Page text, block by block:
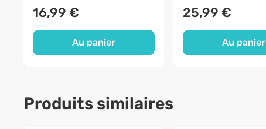
16,99 €
Au panier
25,99 €
Au panier
Produits similaires